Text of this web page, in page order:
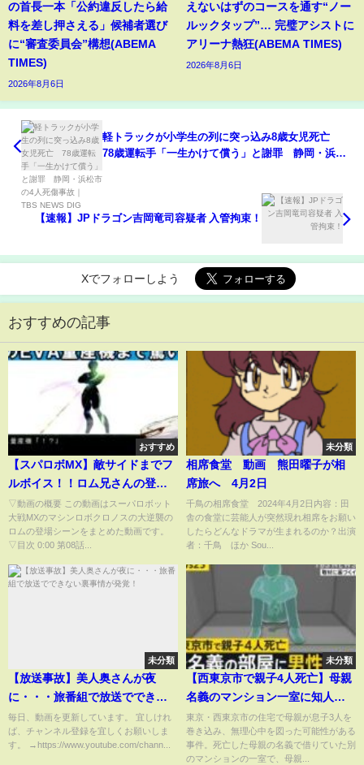
の首長一本「公約違反したら給
料を差し押さえる」候補者選び
に“審査委員会”構想(ABEMA
TIMES)
2026年8月6日
えないはずのコースを通す“ノー
ルックタップ”… 完璧アシストに
アリーナ熱狂(ABEMA TIMES)
2026年8月6日
軽トラックが小学生の列に突っ込み8歳女児死亡
78歳運転手「一生かけて償う」と謝罪 静岡・浜松
【速報】JPドラゴン吉岡竜司容疑者 入管拘束！
Xでフォローしよう
おすすめの記事
おすすめ
【スパロボMX】敵サイドまでフ
ルボイス！！ロム兄さんの登場
シーン
▽動画の概要 この動画はスーパロボット
大戦MXのマシンロボクロノスの大逆襲の
ロムの登場シーンをまとめた動画です。
▽目次 0:00 第08話...
未分類
相席食堂 動画 熊田曜子が相
席旅へ 4月2日
千鳥の相席食堂 2024年4月2日内容：田
舎の食堂に芸能人が突然現れ相席をお願い
したらどんなドラマが生まれるのか？出演
者：千鳥 ほか Sou...
未分類
【放送事故】美人奥さんが夜
に・・・旅番組で放送でできな
い裏事情が発覚！
毎日、動画を更新しています。 宜しけれ
ば、チャンネル登録を宜しくお願いしま
す。 →https://www.youtube.com/chann...
未分類
【西東京市で親子4人死亡】母親
名義のマンション一室に知人男
性の遺体 腹など十数か所に刺
し傷・切り傷 “無理心中”疑い
の事件との関連捜査【news23】
東京・西東京市の住宅で母親が息子3人を
巻き込み、無理心中を図った可能性がある
事件。死亡した母親の名義で借りていた別
のマンションの一室で、母親...